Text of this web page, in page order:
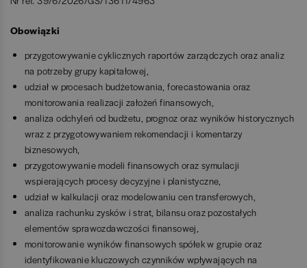
Obowiązki
przygotowywanie cyklicznych raportów zarządczych oraz analiz
na potrzeby grupy kapitałowej,
udział w procesach budżetowania, forecastowania oraz
monitorowania realizacji założeń finansowych,
analiza odchyleń od budżetu, prognoz oraz wyników historycznych
wraz z przygotowywaniem rekomendacji i komentarzy
biznesowych,
przygotowywanie modeli finansowych oraz symulacji
wspierających procesy decyzyjne i planistyczne,
udział w kalkulacji oraz modelowaniu cen transferowych,
analiza rachunku zysków i strat, bilansu oraz pozostałych
elementów sprawozdawczości finansowej,
monitorowanie wyników finansowych spółek w grupie oraz
identyfikowanie kluczowych czynników wpływających na